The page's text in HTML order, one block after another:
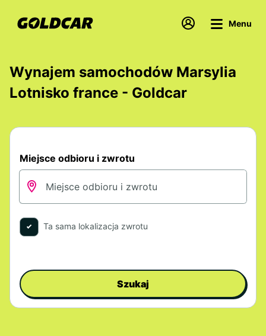
Menu
Wynajem samochodów Marsylia
Lotnisko france - Goldcar
Miejsce odbioru i zwrotu
Ta sama lokalizacja zwrotu
Szukaj